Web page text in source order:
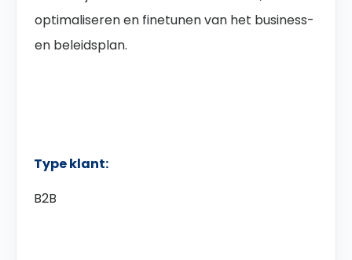
optimaliseren en finetunen van het business-
en beleidsplan.
Type klant:
B2B